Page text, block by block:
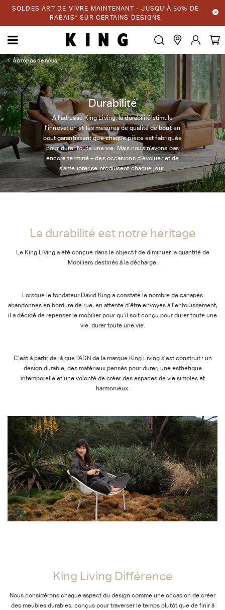
SOLDES ART DE VIVRE MAINTENANT - JUSQU’À 50% DE
RABAIS* SUR CERTAINS DESIGNS
À propos de nous
Durabilité
À l’adresse King Living, la durabilité stimule
l’innovation et les mesures de qualité de bout en
bout garantissent que chaque pièce est fabriquée
pour durer toute une vie. Mais nous n’avons pas
encore terminé – des occasions d’évoluer et de
s’améliorer se produisent chaque jour.
La durabilité est notre héritage
Le King Living a été conçue dans le objectif de diminuer la quantité de
Mobiliers destinés à la décharge.
Lorsque le fondateur David King a constaté le nombre de canapés
abandonnés en bordure de rue, en attente d’être envoyés à l’enfouissement,
il a décidé de repenser le mobilier pour qu’il soit conçu pour durer toute une
vie. durer toute une vie.
C’est à partir de là que l’ADN de la marque King Living s’est construit : un
design durable, des matériaux pensés pour durer, une esthétique
intemporelle et une volonté de créer des espaces de vie simples et
harmonieux.
King Living Différence
Nous considérons chaque aspect du design comme une occasion de créer
des meubles durables, conçus pour traverser le temps plutôt que de finir à